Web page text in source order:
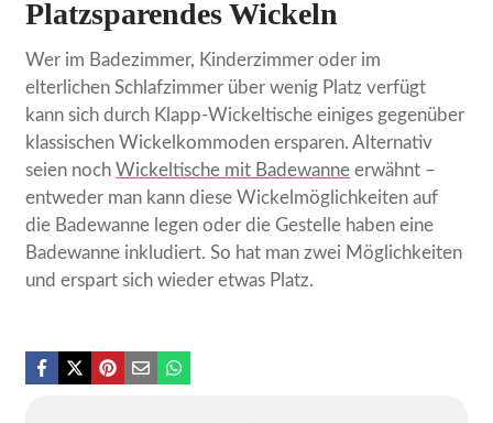
Platzsparendes Wickeln
Wer im Badezimmer, Kinderzimmer oder im
elterlichen Schlafzimmer über wenig Platz verfügt
kann sich durch Klapp-Wickeltische einiges gegenüber
klassischen Wickelkommoden ersparen. Alternativ
seien nochWickeltische mit Badewanne erwähnt –
entweder man kann diese Wickelmöglichkeiten auf
die Badewanne legen oder die Gestelle haben eine
Badewanne inkludiert. So hat man zwei Möglichkeiten
und erspart sich wieder etwas Platz.